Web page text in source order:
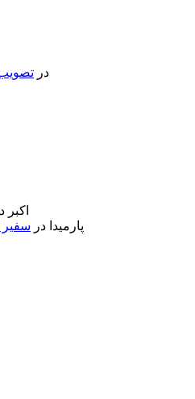
در
اکبر
پارمیدا در سفیر